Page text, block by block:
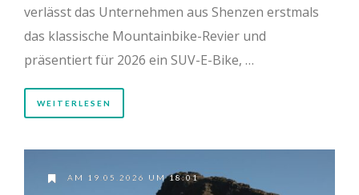
verlässt das Unternehmen aus Shenzen erstmals
das klassische Mountainbike-Revier und
präsentiert für 2026 ein SUV-E-Bike, …
WEITERLESEN
AM 19.05.2026 UM 18:01